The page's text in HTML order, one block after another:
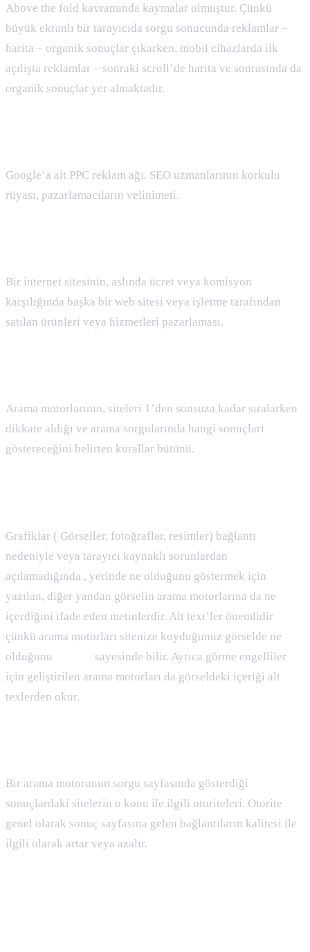
Above the fold kavramında kaymalar olmuştur. Çünkü
büyük ekranlı bir tarayıcıda sorgu sonucunda reklamlar –
harita – organik sonuçlar çıkarken, mobil cihazlarda ilk
açılışta reklamlar – sonraki scroll’de harita ve sonrasında da
organik sonuçlar yer almaktadır.
Google’a ait PPC reklam ağı. SEO uzmanlarının korkulu
rüyası, pazarlamacıların velinimeti.
Bir internet sitesinin, aslında ücret veya komisyon
karşılığında başka bir web sitesi veya işletme tarafından
satılan ürünleri veya hizmetleri pazarlaması.
Arama motorlarının, siteleri 1’den sonsuza kadar sıralarken
dikkate aldığı ve arama sorgularında hangi sonuçları
göstereceğini belirten kurallar bütünü.
Grafiklar ( Görseller, fotoğraflar, resimler) bağlantı
nedeniyle veya tarayıcı kaynaklı sorunlardan
açılamadığında , yerinde ne olduğunu göstermek için
yazılan, diğer yandan görselin arama motorlarına da ne
içerdiğini ifade eden metinlerdir. Alt text’ler önemlidir
çünkü arama motorları sitenize koyduğunuz görselde ne
olduğunu
sayesinde bilir. Ayrıca görme engelliler
için geliştirilen arama motorları da görseldeki içeriği alt
texlerden okur.
Bir arama motorunun sorgu sayfasında gösterdiği
sonuçlardaki sitelerin o konu ile ilgili otoriteleri. Otorite
genel olarak sonuç sayfasına gelen bağlantıların kalitesi ile
ilgili olarak artar veya azalır.